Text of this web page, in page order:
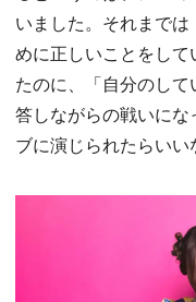
いました。それまで
めに正しいことをし
たのに、「自分のし
答しながらの戦いに
ブに演じられたらいい